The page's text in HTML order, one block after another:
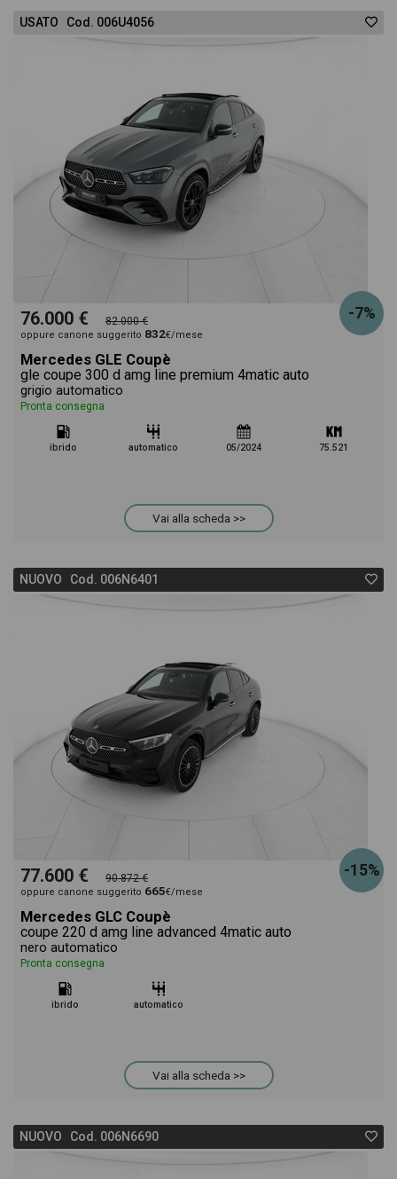
USATO Cod. 006U4056
-7%
76.000 € 82.000 €
oppure canone suggerito 832€/mese
Mercedes GLE Coupè
gle coupe 300 d amg line premium 4matic auto
grigio automatico
Pronta consegna
ibrido automatico 05/2024 75.521
Vai alla scheda >>
NUOVO Cod. 006N6401
-15%
77.600 € 90.872 €
oppure canone suggerito 665€/mese
Mercedes GLC Coupè
coupe 220 d amg line advanced 4matic auto
nero automatico
Pronta consegna
ibrido automatico
Vai alla scheda >>
NUOVO Cod. 006N6690